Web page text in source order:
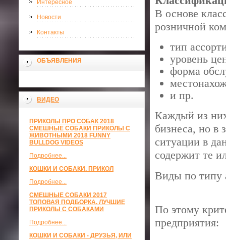
Интересное
Новости
Контакты
ОБЪЯВЛЕНИЯ
ВИДЕО
ПРИКОЛЫ ПРО СОБАК 2018
СМЕШНЫЕ СОБАКИ ПРИКОЛЫ С
ЖИВОТНЫМИ 2018 FUNNY
BULLDOG VIDEOS
Подробнее...
КОШКИ И СОБАКИ. ПРИКОЛ
Подробнее...
СМЕШНЫЕ СОБАКИ 2017
ТОПОВАЯ ПОДБОРКА. ЛУЧШИЕ
ПРИКОЛЫ С СОБАКАМИ
Подробнее...
КОШКИ И СОБАКИ - ДРУЗЬЯ, ИЛИ
В основе
розничной
тип
уровень
форма
и пр.
Каждый из
бизнеса, но в
ситуации в
содержит те
Виды по типу
По этому
предприятия: